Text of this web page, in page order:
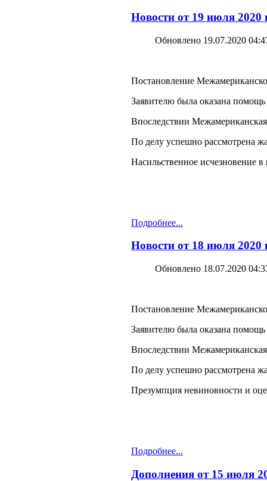
Новости от 19 июля
Обновлено 19.07.2020
Постановление
Заявителю была оказана
Впоследствии
По делу успешно рассмотрена
Насильственное исчезновение
Подробнее...
Новости от 18 июля
Обновлено 18.07.2020
Постановление
Заявителю была оказана
Впоследствии
По делу успешно рассмотрена
Презумпция невиновности и
Подробнее...
Дополнения от 15 июля